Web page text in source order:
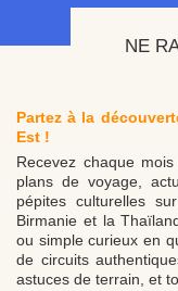
NE
Partez à la
Est !
Recevez chaque
plans de voyage,
pépites culturelles
Birmanie et la
ou simple curieux en
de circuits
astuces de terrain, et